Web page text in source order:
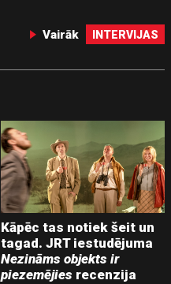
Vairāk INTERVIJAS
Kāpēc tas notiek šeit un
tagad. JRT iestudējuma
Nezināms objekts ir
piezemējies recenzija